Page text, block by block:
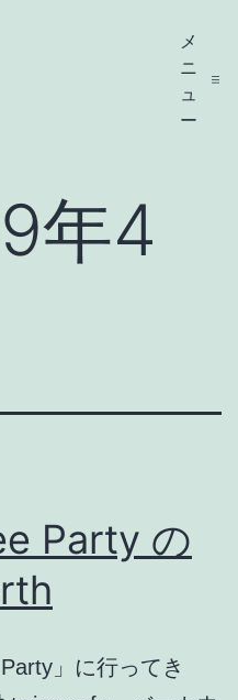
メ
ニ
ュ
ー
年4
Party の
」に行ってき